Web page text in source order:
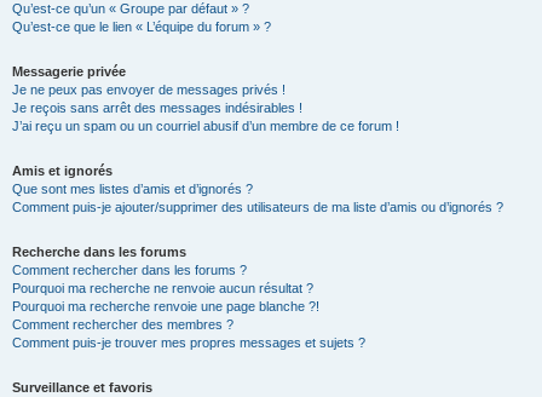
Qu’est-ce qu’un « Groupe par défaut » ?
Qu’est-ce que le lien « L’équipe du forum » ?
Messagerie privée
Je ne peux pas envoyer de messages privés !
Je reçois sans arrêt des messages indésirables !
J’ai reçu un spam ou un courriel abusif d’un membre de ce forum !
Amis et ignorés
Que sont mes listes d’amis et d’ignorés ?
Comment puis-je ajouter/supprimer des utilisateurs de ma liste d’amis ou d’ignorés ?
Recherche dans les forums
Comment rechercher dans les forums ?
Pourquoi ma recherche ne renvoie aucun résultat ?
Pourquoi ma recherche renvoie une page blanche ?!
Comment rechercher des membres ?
Comment puis-je trouver mes propres messages et sujets ?
Surveillance et favoris